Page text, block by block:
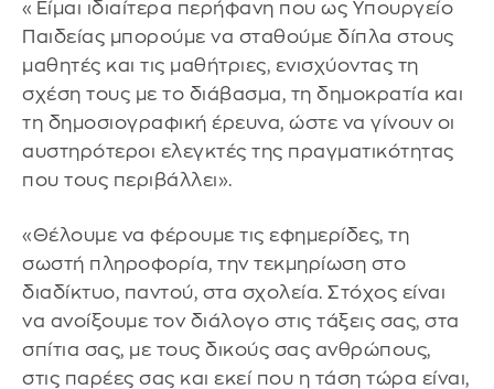
«Είμαι ιδιαίτερα περήφανη που ως Υπουργείο
Παιδείας μπορούμε να σταθούμε δίπλα στους
μαθητές και τις μαθήτριες, ενισχύοντας τη
σχέση τους με το διάβασμα, τη δημοκρατία και
τη δημοσιογραφική έρευνα, ώστε να γίνουν οι
αυστηρότεροι ελεγκτές της πραγματικότητας
που τους περιβάλλει».
«Θέλουμε να φέρουμε τις εφημερίδες, τη
σωστή πληροφορία, την τεκμηρίωση στο
διαδίκτυο, παντού, στα σχολεία. Στόχος είναι
να ανοίξουμε τον διάλογο στις τάξεις σας, στα
σπίτια σας, με τους δικούς σας ανθρώπους,
στις παρέες σας και εκεί που η τάση τώρα είναι,